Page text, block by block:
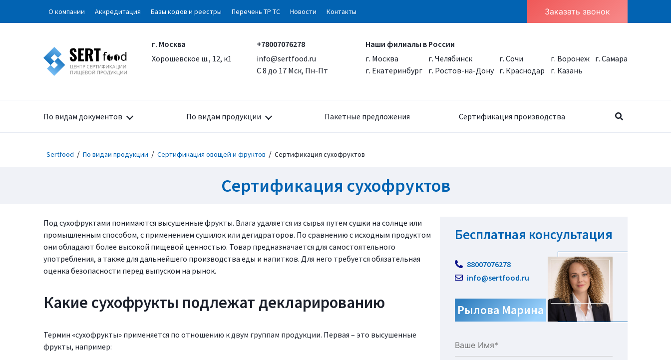
О компании Аккредитация Базы кодов и реестры Перечень ТР ТС Новости Контакты Заказать звонок
г. Москва
Хорошевское ш., 12, к1
+78007076278
info@sertfood.ru
С 8 до 17 Мск, Пн-Пт
Наши филиалы в России
г. Москва
г. Екатеринбург
г. Челябинск
г. Ростов-на-Дону
г. Сочи
г. Краснодар
г. Воронеж
г. Казань
г. Самара
По видам документов По видам продукции Пакетные предложения Сертификация производства
Sertfood / По видам продукции / Сертификация овощей и фруктов / Сертификация сухофруктов
Сертификация сухофруктов
Под сухофруктами понимаются высушенные фрукты. Влага удаляется из сырья путем сушки на солнце или
промышленным способом, с применением сушилок или дегидраторов. По сравнению с исходным продуктом
они обладают более высокой пищевой ценностью. Товар предназначается для самостоятельного
употребления, а также для дальнейшего производства еды и напитков. Для него требуется обязательная
оценка безопасности перед выпуском на рынок.
Какие сухофрукты подлежат декларированию
Термин «сухофрукты» применяется по отношению к двум группам продукции. Первая – это высушенные
фрукты, например:
Бесплатная консультация
88007076278
info@sertfood.ru
Рылова Марина